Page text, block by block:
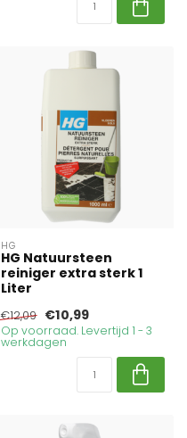
HG
HG Natuursteen
reiniger extra sterk 1
Liter
€12,09 €10,99
Op voorraad. Levertijd 1 - 3
werkdagen